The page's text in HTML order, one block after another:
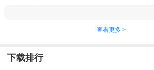
查看更多 >
下载排行